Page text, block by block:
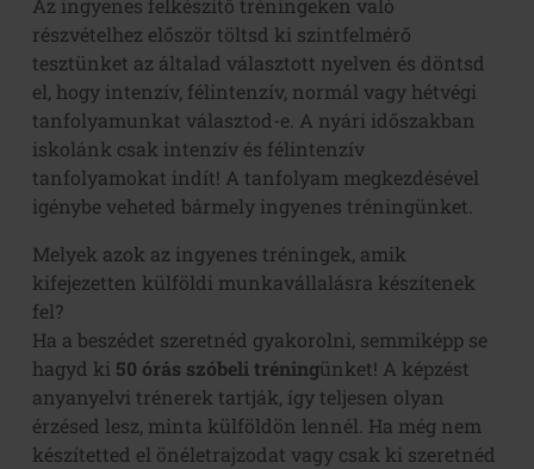
Az ingyenes felkészítő tréningeken való
részvételhez először töltsd ki szintfelmérő
tesztünket az általad választott nyelven és döntsd
el, hogy intenzív, félintenzív, normál vagy hétvégi
tanfolyamunkat választod-e. A nyári időszakban
iskolánk csak intenzív és félintenzív
tanfolyamokat indít! A tanfolyam megkezdésével
igénybe veheted bármely ingyenes tréningünket.
Melyek azok az ingyenes tréningek, amik
kifejezetten külföldi munkavállalásra készítenek
fel?
Ha a beszédet szeretnéd gyakorolni, semmiképp se
hagyd ki 50 órás szóbeli tréningünket! A képzést
anyanyelvi trénerek tartják, így teljesen olyan
érzésed lesz, minta külföldön lennél. Ha még nem
készítetted el önéletrajzodat vagy csak ki szeretnéd